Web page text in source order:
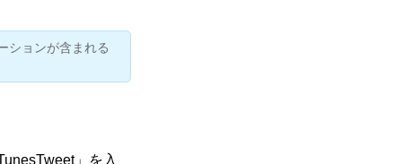
ションが含まれる
」を入